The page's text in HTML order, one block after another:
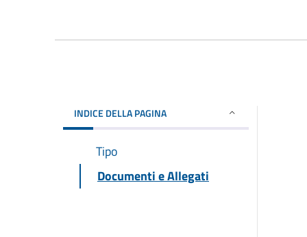
INDICE DELLA PAGINA
Tipo
Documenti e Allegati